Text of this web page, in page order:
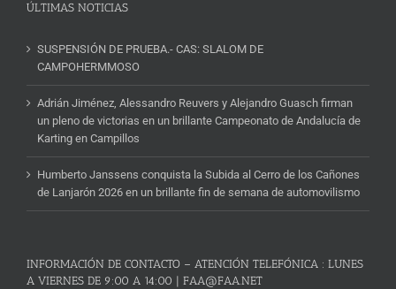
ÚLTIMAS NOTICIAS
SUSPENSIÓN DE PRUEBA.- CAS: SLALOM DE
CAMPOHERMMOSO
Adrián Jiménez, Alessandro Reuvers y Alejandro Guasch firman
un pleno de victorias en un brillante Campeonato de Andalucía de
Karting en Campillos
Humberto Janssens conquista la Subida al Cerro de los Cañones
de Lanjarón 2026 en un brillante fin de semana de automovilismo
INFORMACIÓN DE CONTACTO – ATENCIÓN TELEFÓNICA : LUNES
A VIERNES DE 9:00 A 14:00 | FAA@FAA.NET